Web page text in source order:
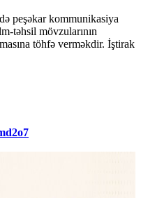
peşəkar kommunikasiya
təhsil mövzularının
töhfə verməkdir. İştirak